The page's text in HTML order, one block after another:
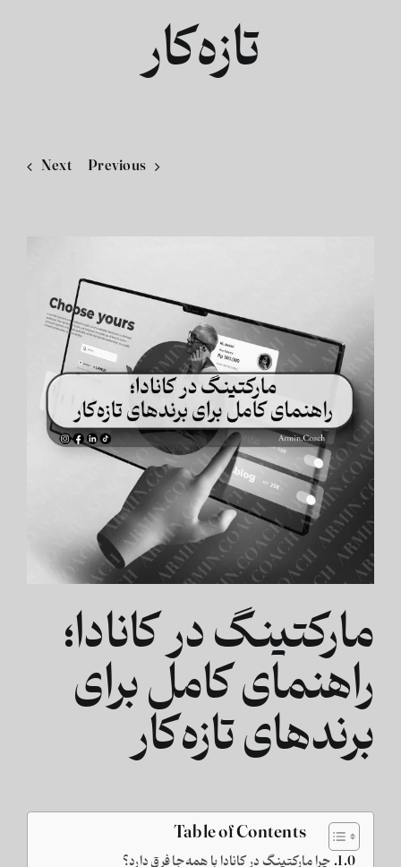
تازه‌کار
Previous
Next
مارکتینگ در کانادا؛
راهنمای کامل برای
برندهای تازه‌کار
Table of Contents
چرا مارکتینگ در کانادا با همه‌جا فرق دارد؟